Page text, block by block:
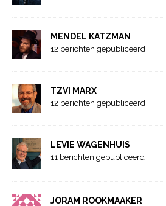
MENDEL KATZMAN
12 berichten gepubliceerd
TZVI MARX
12 berichten gepubliceerd
LEVIE WAGENHUIS
11 berichten gepubliceerd
JORAM ROOKMAAKER